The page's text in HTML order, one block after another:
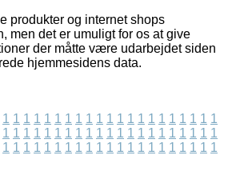
produkter og internet shops
men det er umuligt for os at give
der måtte være udarbejdet siden
hjemmesidens data.
1 1 1 1 1 1 1 1 1 1 1 1 1 1 1 1 1 1 1 1 1
1 1 1 1 1 1 1 1 1 1 1 1 1 1 1 1 1 1 1 1 1
1 1 1 1 1 1 1 1 1 1 1 1 1 1 1 1 1 1 1 1 1